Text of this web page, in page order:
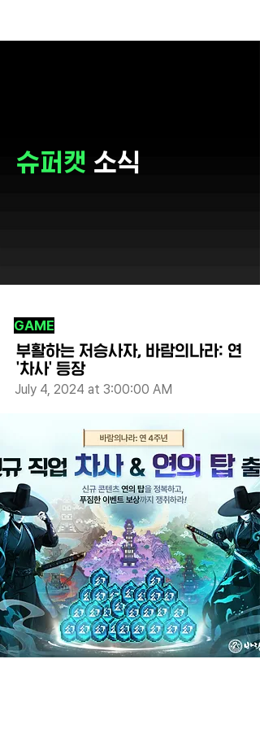
슈퍼캣 소식
GAME
부활하는 저승사자, 바람의나라: 연
'차사' 등장
July 4, 2024 at 3:00:00 AM